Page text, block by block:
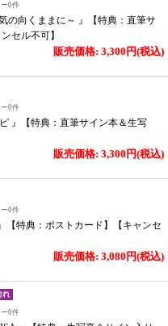
ー0件
の向くままに～ 』【特典：直筆サ
セル不可】
販売価格: 3,300円(税込)
ー0件
』【特典：直筆サイン本＆生写
販売価格: 3,300円(税込)
ー0件
【特典：ポストカード】【キャンセ
販売価格: 3,080円(税込)
ー0件